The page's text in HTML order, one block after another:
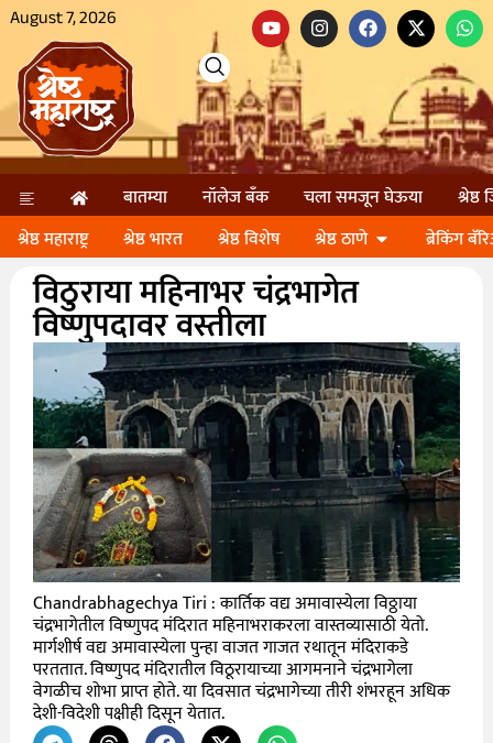
August 7, 2026
बातम्या नॉलेज बॅंक चला समजून घेऊया
श्रेष्ठ
श्रेष्ठ महाराष्ट्र
श्रेष्ठ भारत श्रेष्ठ विशेष श्रेष्ठ ठाणे ब्रेकिंग
विठुराया महिनाभर चंद्रभागेत
विष्णुपदावर वस्तीला
Chandrabhagechya Tiri : कार्तिक वद्य अमावास्येला विठ्ठाया
चंद्रभागेतील विष्णुपद मंदिरात महिनाभराकरला वास्तव्यासाठी येतो.
मार्गशीर्ष वद्य अमावास्येला पुन्हा वाजत गाजत रथातून मंदिराकडे
परततात. विष्णुपद मंदिरातील विठूरायाच्या आगमनाने चंद्रभागेला
वेगळीच शोभा प्राप्त होते. या दिवसात चंद्रभागेच्या तीरी शंभरहून अधिक
देशी-विदेशी पक्षीही दिसून येतात.